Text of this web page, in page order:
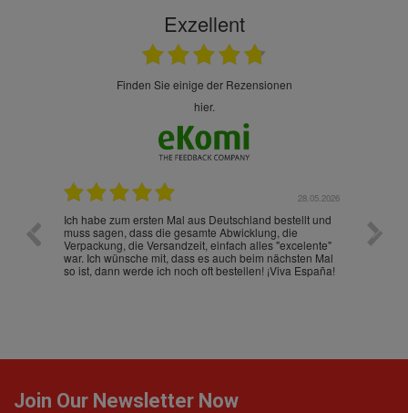
Exzellent
finden Sie einige der Rezensionen
hier.
28.05.2026
Ich habe zum ersten Mal aus Deutschland bestellt und
muss sagen, dass die gesamte Abwicklung, die
Verpackung, die Versandzeit, einfach alles "excelente"
war. Ich wünsche mit, dass es auch beim nächsten Mal
so ist, dann werde ich noch oft bestellen! ¡Viva España!
Die
gut
ist
Join Our Newsletter Now